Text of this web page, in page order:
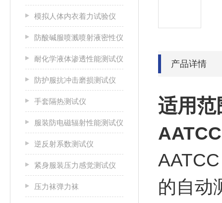
模拟人体内衣着力试验仪
防酸碱服喷溅喷射液密性仪
耐化学液体渗透性能测试仪
防护服抗冲击磨损测试仪
手套隔热测试仪
服装防电磁辐射性能测试仪
逆反射系数测试仪
紧身服装压力感觉测试仪
压力袜弹力袜
产品详情
适用范
的自动